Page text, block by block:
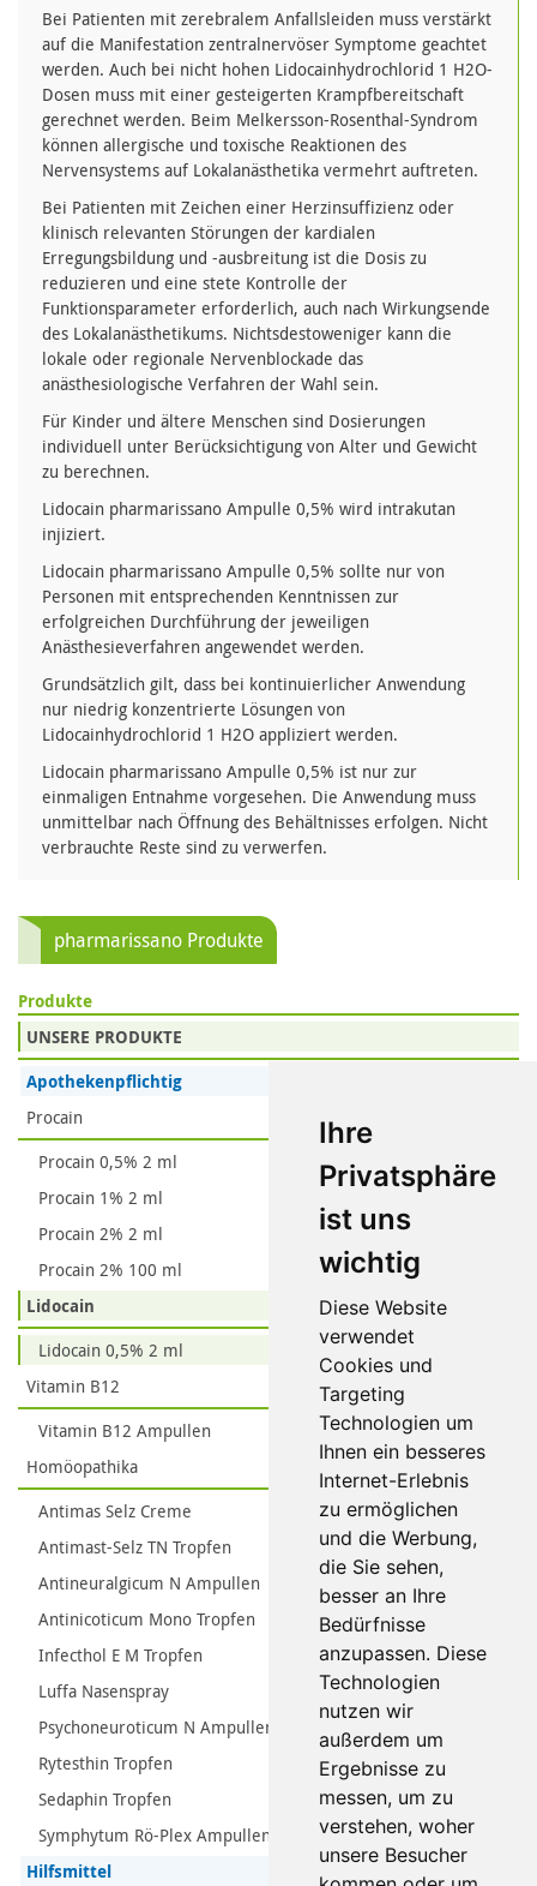
Ihre
Privatsphäre
ist uns
wichtig
Diese Website
verwendet
Cookies und
Targeting
Technologien um
Ihnen ein besseres
Internet-Erlebnis
zu ermöglichen
und die Werbung,
die Sie sehen,
besser an Ihre
Bedürfnisse
anzupassen. Diese
Technologien
nutzen wir
außerdem um
Ergebnisse zu
messen, um zu
verstehen, woher
unsere Besucher
Bei Patienten mit zerebralem Anfallsleiden muss verstärkt
auf die Manifestation zentralnervöser Symptome geachtet
werden. Auch bei nicht hohen Lidocainhydrochlorid 1 H2O-
Dosen muss mit einer gesteigerten Krampfbereitschaft
gerechnet werden. Beim Melkersson-Rosenthal-Syndrom
können allergische und toxische Reaktionen des
Nervensystems auf Lokalanästhetika vermehrt auftreten.
Bei Patienten mit Zeichen einer Herzinsuffizienz oder
klinisch relevanten Störungen der kardialen
Erregungsbildung und -ausbreitung ist die Dosis zu
reduzieren und eine stete Kontrolle der
Funktionsparameter erforderlich, auch nach Wirkungsende
des Lokalanästhetikums. Nichtsdestoweniger kann die
lokale oder regionale Nervenblockade das
anästhesiologische Verfahren der Wahl sein.
Für Kinder und ältere Menschen sind Dosierungen
individuell unter Berücksichtigung von Alter und Gewicht
zu berechnen.
Lidocain pharmarissano Ampulle 0,5% wird intrakutan
injiziert.
Lidocain pharmarissano Ampulle 0,5% sollte nur von
Personen mit entsprechenden Kenntnissen zur
erfolgreichen Durchführung der jeweiligen
Anästhesieverfahren angewendet werden.
Grundsätzlich gilt, dass bei kontinuierlicher Anwendung
nur niedrig konzentrierte Lösungen von
Lidocainhydrochlorid 1 H2O appliziert werden.
Lidocain pharmarissano Ampulle 0,5% ist nur zur
einmaligen Entnahme vorgesehen. Die Anwendung muss
unmittelbar nach Öffnung des Behältnisses erfolgen. Nicht
verbrauchte Reste sind zu verwerfen.
pharmarissano Produkte
Produkte
UNSERE PRODUKTE
Apothekenpflichtig
Procain
Procain 0,5% 2 ml
Procain 1% 2 ml
Procain 2% 2 ml
Procain 2% 100 ml
Lidocain
Lidocain 0,5% 2 ml
Vitamin B12
Vitamin B12 Ampullen
Homöopathika
Antimas Selz Creme
Antimast-Selz TN Tropfen
Antineuralgicum N Ampullen
Antinicoticum Mono Tropfen
Infecthol E M Tropfen
Luffa Nasenspray
Psychoneuroticum N Ampullen
Rytesthin Tropfen
Sedaphin Tropfen
Symphytum Rö-Plex Ampullen
Hilfsmittel